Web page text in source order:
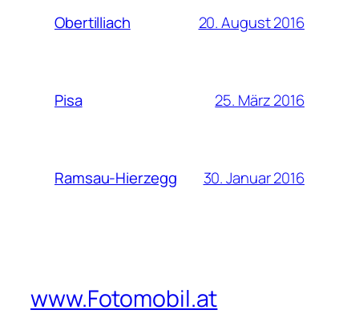
Obertilliach 20. August 2016
Pisa 25. März 2016
Ramsau-Hierzegg 30. Januar 2016
www.Fotomobil.at